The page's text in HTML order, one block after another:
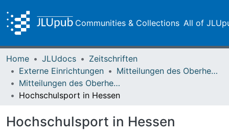
Communities & Collections All of
Home JLUdocs
Zeitschriften
Externe Einrichtungen
Mitteilungen des Oberhessischen Geschichtsvereins Gießen
Mitteilungen des Oberhessischen Geschichtsvereins Gießen Vol. 077 (1992)
Hochschulsport in Hessen
Hochschulsport in Hessen